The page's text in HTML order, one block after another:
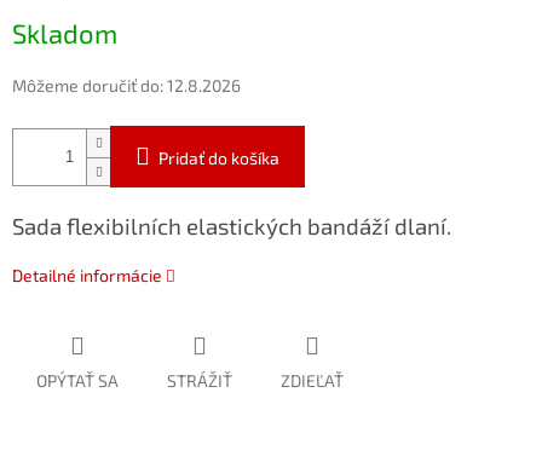
cena:
Skladom
Môžeme doručiť do:12.8.2026
Pridať do košíka
Sada flexibilních elastických bandáží dlaní.
Detailné informácie
OPÝTAŤ SA STRÁŽIŤ ZDIEĽAŤ